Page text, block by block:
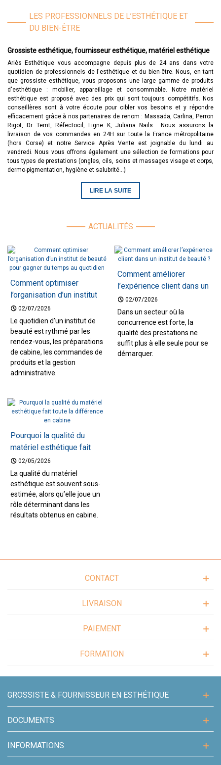
LES PROFESSIONNELS DE L’ESTHÉTIQUE ET
DU BIEN-ÊTRE
Grossiste esthétique, fournisseur esthétique, matériel esthétique
Ariès Esthétique vous accompagne depuis plus de 24 ans dans votre
quotidien de professionnels de l'esthétique et du bien-être. Nous, en tant
que grossiste esthétique, vous proposons une large gamme de produits
d'esthétique : mobilier, appareillage et consommable. Notre matériel
esthétique est proposé avec des prix qui sont toujours compétitifs. Nos
conseillères sont à votre écoute pour cibler vos besoins et y répondre
efficacement grâce à nos partenaires de renom : Massada, Carlina, Perron
Rigot, Dr Temt, Réfectocil, Ligne K, Juliana Nails... Nous assurons la
livraison de vos commandes en 24H sur toute la France métropolitaine
(hors Corse) et notre Service Après Vente est joignable du lundi au
vendredi. Nous vous offrons également une sélection de formations pour
tous types de prestations (ongles, cils, soins et massages visage et corps,
dermo-pigmentation, hygiène et salubrité...)
LIRE LA SUITE
ACTUALITÉS
Comment optimiser
l’organisation d’un institut
de beauté pour gagner du
temps au quotidien
02/07/2026
Le quotidien d’un institut de
beauté est rythmé par les
rendez-vous, les préparations
de cabine, les commandes de
produits et la gestion
administrative.
Comment améliorer
l’expérience client dans un
institut de beauté ?
02/07/2026
Dans un secteur où la
concurrence est forte, la
qualité des prestations ne
suffit plus à elle seule pour se
démarquer.
Pourquoi la qualité du
matériel esthétique fait
toute la différence en
cabine
02/05/2026
La qualité du matériel
esthétique est souvent sous-
estimée, alors qu’elle joue un
rôle déterminant dans les
résultats obtenus en cabine.
CONTACT
LIVRAISON
PAIEMENT
FORMATION
GROSSISTE & FOURNISSEUR EN ESTHÉTIQUE
DOCUMENTS
INFORMATIONS